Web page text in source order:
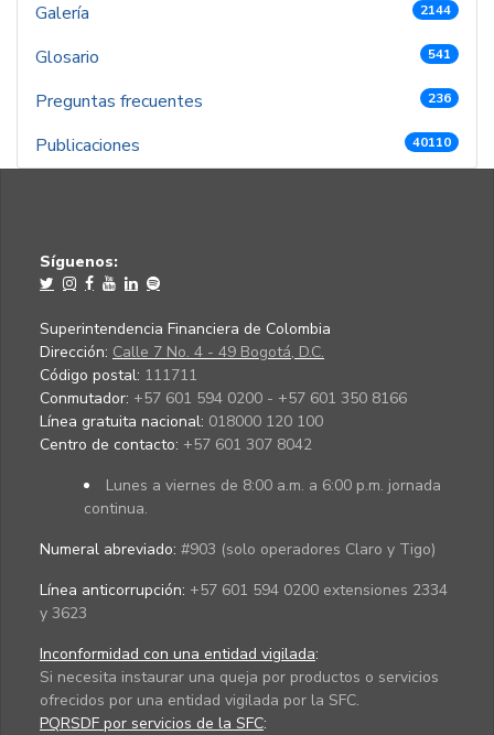
Galería 2144
Glosario 541
Preguntas frecuentes 236
Publicaciones 40110
Síguenos:
Superintendencia Financiera de Colombia
Dirección: Calle 7 No. 4 - 49 Bogotá, D.C.
Código postal: 111711
Conmutador: +57 601 594 0200 - +57 601 350 8166
Línea gratuita nacional: 018000 120 100
Centro de contacto: +57 601 307 8042
Lunes a viernes de 8:00 a.m. a 6:00 p.m. jornada
continua.
Numeral abreviado: #903 (solo operadores Claro y Tigo)
Línea anticorrupción: +57 601 594 0200 extensiones 2334
y 3623
Inconformidad con una entidad vigilada:
Si necesita instaurar una queja por productos o servicios
ofrecidos por una entidad vigilada por la SFC.
PQRSDF por servicios de la SFC: